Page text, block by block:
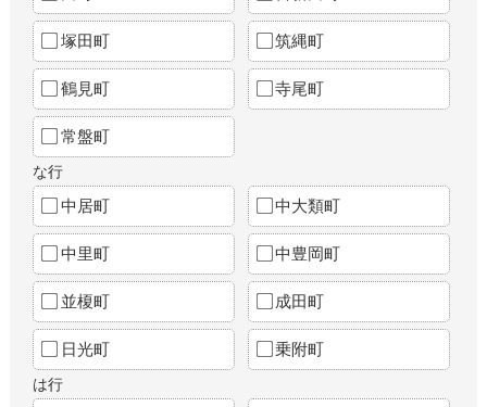
塚田町 筑縄町
鶴見町 寺尾町
常盤町
な行
中居町 中大類町
中里町 中豊岡町
並榎町 成田町
日光町 乗附町
は行